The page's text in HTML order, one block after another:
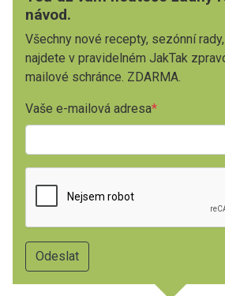
návod.
Všechny nové recepty, sezónní
najdete v pravidelném JakTak
mailové schránce. ZDARMA.
Vaše e-mailová adresa